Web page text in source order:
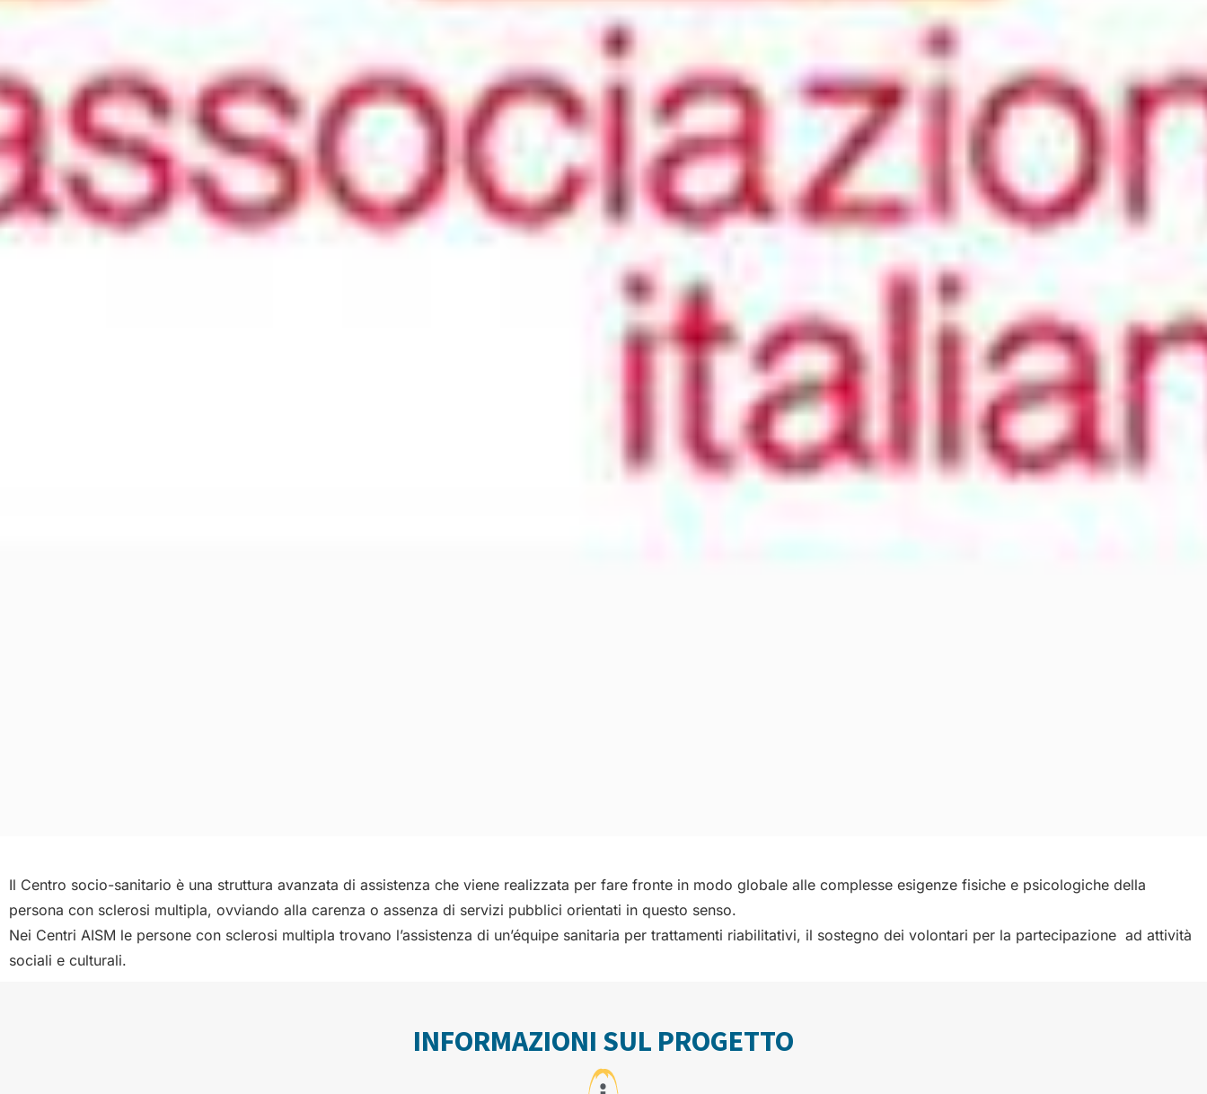
Il Centro socio-sanitario è una struttura avanzata di assistenza che viene realizzata per fare fronte in modo globale alle complesse esigenze fisiche e psicologiche della
persona con sclerosi multipla, ovviando alla carenza o assenza di servizi pubblici orientati in questo senso.
Nei Centri AISM le persone con sclerosi multipla trovano l’assistenza di un’équipe sanitaria per trattamenti riabilitativi, il sostegno dei volontari per la partecipazione ad attività
sociali e culturali.
INFORMAZIONI SUL PROGETTO